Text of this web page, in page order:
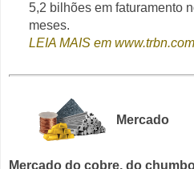
5,2 bilhões em faturamento
meses.
LEIA MAIS em
Mercado
Mercado do cobre, do